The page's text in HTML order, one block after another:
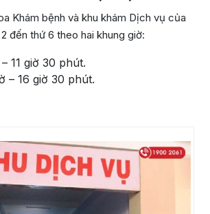
Khám bệnh và khu khám Dịch vụ của
đến thứ 6 theo hai khung giờ:
11 giờ 30 phút.
– 16 giờ 30 phút.